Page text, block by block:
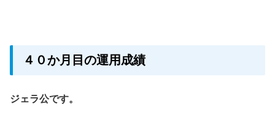
４０か月目の運用成績
ジェラ公です。